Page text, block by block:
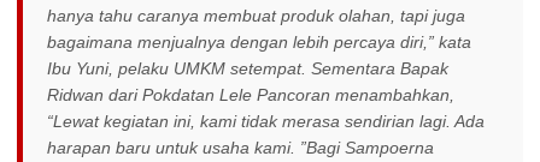
hanya tahu caranya membuat produk olahan, tapi juga
bagaimana menjualnya dengan lebih percaya diri,” kata
Ibu Yuni, pelaku UMKM setempat. Sementara Bapak
Ridwan dari Pokdatan Lele Pancoran menambahkan,
“Lewat kegiatan ini, kami tidak merasa sendirian lagi. Ada
harapan baru untuk usaha kami. ”Bagi Sampoerna